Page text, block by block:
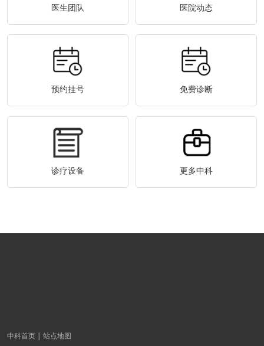
医生团队 医院动态
预约挂号 免费诊断
诊疗设备 更多中科
中科首页 站点地图